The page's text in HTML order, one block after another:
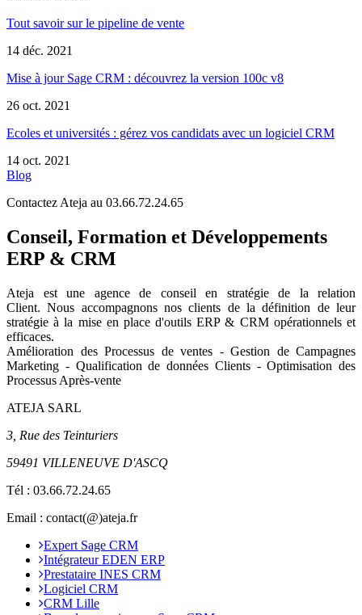
Tout savoir sur le pipeline de vente
14 déc. 2021
Mise à jour Sage CRM : découvrez la version 100c v8
26 oct. 2021
Ecoles et universités : gérez vos candidats avec un logiciel CRM
14 oct. 2021
Blog
Contactez Ateja au 03.66.72.24.65
Conseil, Formation et Développements
ERP & CRM
Ateja est une agence de conseil en stratégie de la relation
Client.Nous accompagnons nos clients de la définition de leur
stratégie à la mise en place d'outils ERP & CRM opérationnels et
efficaces.
Amélioration des Processus de ventes - Gestion de Campagnes
Marketing - Qualification de données Clients - Optimisation des
Processus Après-vente
ATEJA SARL
3, Rue des Teinturiers
59491 VILLENEUVE D'ASCQ
Tél : 03.66.72.24.65
Email : contact(@)ateja.fr
Expert Sage CRM
Intégrateur EDEN ERP
Prestataire INES CRM
Logiciel CRM
CRM Lille